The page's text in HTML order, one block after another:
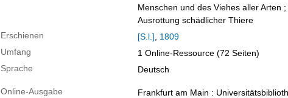
Menschen und des Viehes aller Arten
Ausrottung schädlicher Thiere
Erschienen
[S.l.]
1809
Umfang
1 Online-Ressource (72 Seiten)
Sprache
Deutsch
Online-Ausgabe
Frankfurt am Main :